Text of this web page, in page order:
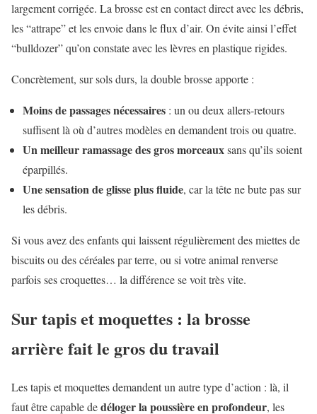
largement corrigée. La brosse est en contact direct avec les débris,
les “attrape” et les envoie dans le flux d’air. On évite ainsi l’effet
“bulldozer” qu’on constate avec les lèvres en plastique rigides.
Concrètement, sur sols durs, la double brosse apporte :
Moins de passages nécessaires : un ou deux allers-retours
suffisent là où d’autres modèles en demandent trois ou quatre.
Un meilleur ramassage des gros morceauxsans qu’ils soient
éparpillés.
Une sensation de glisse plus fluide, car la tête ne bute pas sur
les débris.
Si vous avez des enfants qui laissent régulièrement des miettes de
biscuits ou des céréales par terre, ou si votre animal renverse
parfois ses croquettes… la différence se voit très vite.
Sur tapis et moquettes : la brosse
arrière fait le gros du travail
Les tapis et moquettes demandent un autre type d’action : là, il
faut être capable dedéloger la poussière en profondeur, les